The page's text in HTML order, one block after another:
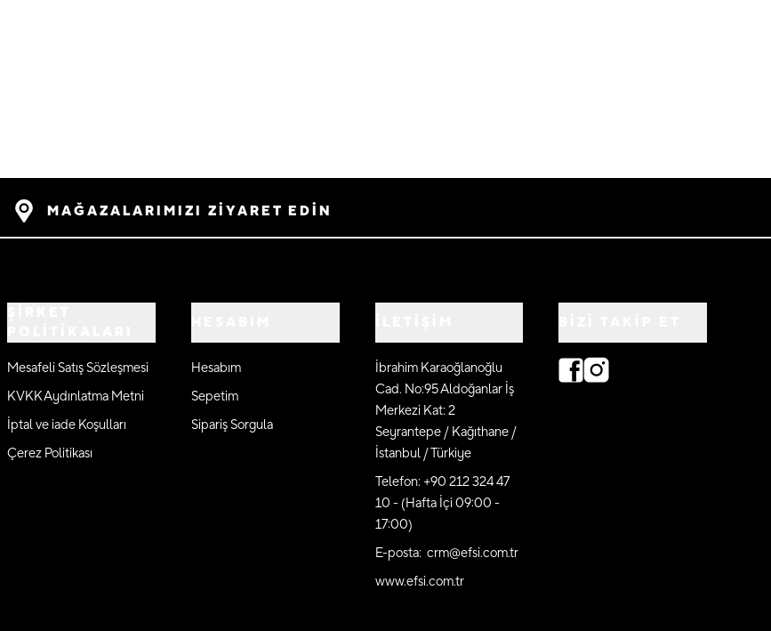
MAĞAZALARIMIZI ZİYARET EDİN
Mesafeli Satış Sözleşmesi
KVKK Aydınlatma Metni
İptal ve iade Koşulları
Çerez Politikası
Hesabım
Sepetim
Sipariş Sorgula
İbrahim Karaoğlanoğlu
Cad. No:95 Aldoğanlar İş
Merkezi Kat: 2
Seyrantepe / Kağıthane /
İstanbul / Türkiye
Telefon: +90 212 324 47
10 - (Hafta İçi 09:00 -
17:00)
E-posta: crm@efsi.com.tr
www.efsi.com.tr